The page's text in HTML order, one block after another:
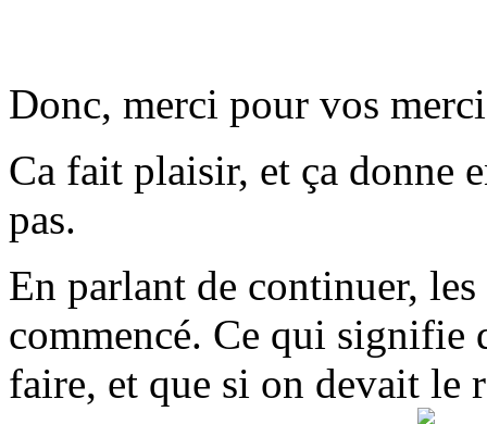
Donc, merci pour vos
Ca fait plaisir, et ça donne
pas.
En parlant de continuer,
commencé. Ce qui signifie
faire, et que si on devait le